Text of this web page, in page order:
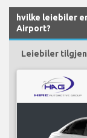
hvilke leiebiler
Airport?
Leiebiler